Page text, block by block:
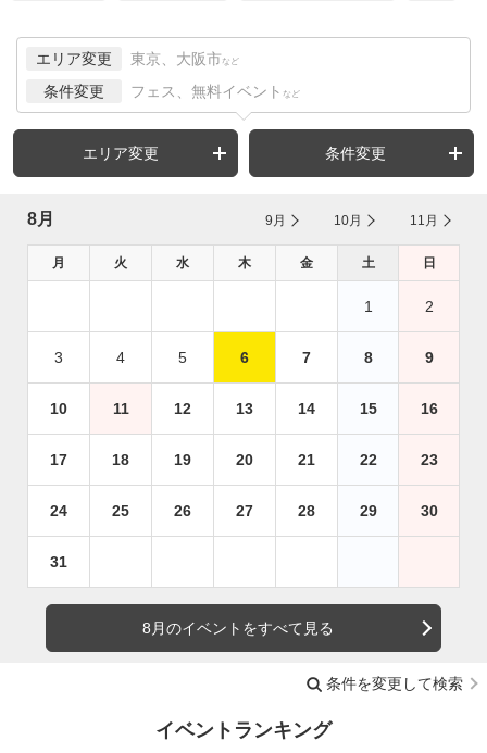
エリア変更 東京、大阪市 など
条件変更 フェス、無料イベント など
エリア変更 条件変更
8月 9月 10月 11月
月 火 水 木 金 土 日
1 2
3 4 5 6 7 8 9
10 11 12 13 14 15 16
17 18 19 20 21 22 23
24 25 26 27 28 29 30
31
8月のイベントをすべて見る
条件を変更して検索
イベントランキング